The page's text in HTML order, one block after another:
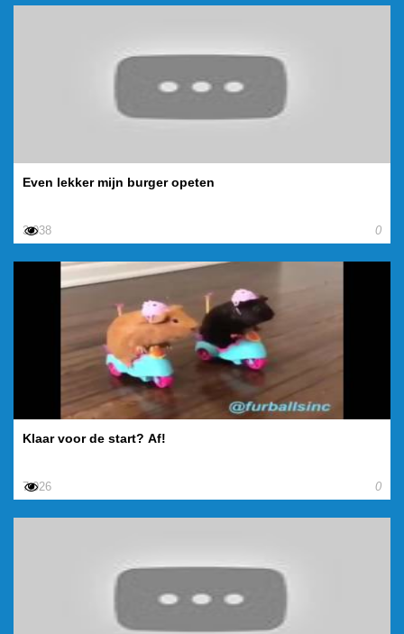
Even lekker mijn burger opeten
3.038 0
Klaar voor de start? Af!
7.026 0